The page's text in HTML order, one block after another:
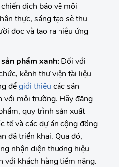
dịch bảo vệ môi
thực, sáng tạo sẽ thu
đọc và tạo ra hiệu ứng
phẩm xanh: Đối với
kênh thư viện tài liệu
đểgiới thiệu các sản
với môi trường. Hãy đăng
quy trình sản xuất
tế và các dự án cộng đồng
đã triển khai. Qua đó,
nhận diện thương hiệu
với khách hàng tiềm năng.